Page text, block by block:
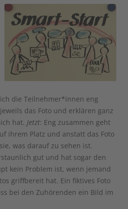
die Teilnehmer*innen eng
das Foto und erklären ganz
hat. Jetzt: Eng zusammen geht
ihrem Platz und anstatt das Foto
was darauf zu sehen ist.
gut und hat sogar den
kein Problem ist, wenn jemand
griffbereit hat. Ein fiktives Foto
bei den Zuhörenden ein Bild im